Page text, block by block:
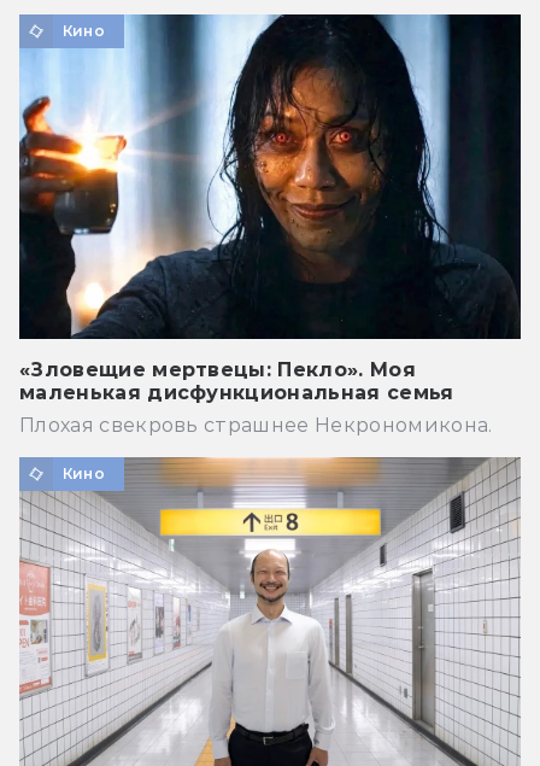
Кино
«Зловещие мертвецы: Пекло». Моя
маленькая дисфункциональная семья
Плохая свекровь страшнее Некрономикона.
Кино